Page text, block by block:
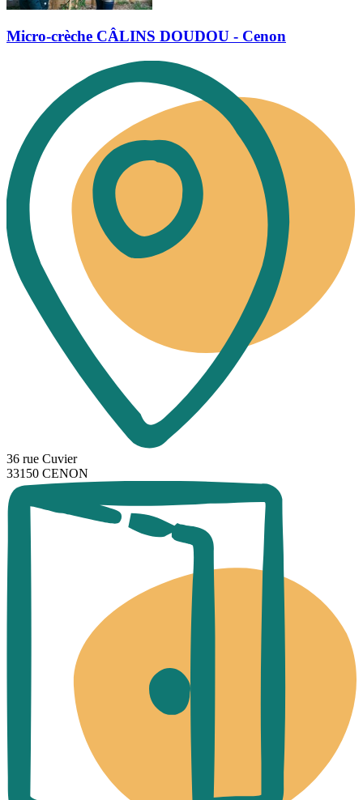
Micro-crèche CÂLINS DOUDOU - Cenon
36 rue Cuvier
33150 CENON